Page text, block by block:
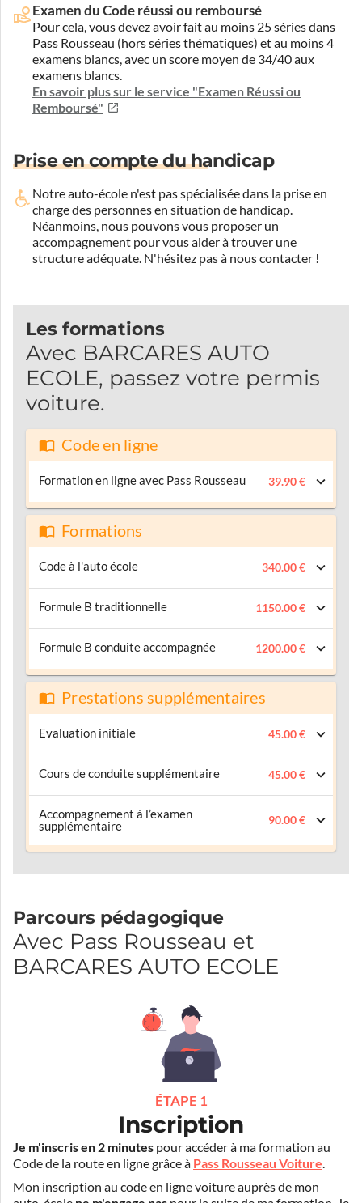
Examen du Code réussi ou remboursé
Pour cela, vous devez avoir fait au moins 25 séries dans
Pass Rousseau (hors séries thématiques) et au moins 4
examens blancs, avec un score moyen de 34/40 aux
examens blancs.
En savoir plus sur le service "Examen Réussi ou
Remboursé"
Prise en compte du handicap
Notre auto-école n'est pas spécialisée dans la prise en
charge des personnes en situation de handicap.
Néanmoins, nous pouvons vous proposer un
accompagnement pour vous aider à trouver une
structure adéquate. N'hésitez pas à nous contacter !
Les formations
Avec BARCARES AUTO
ECOLE, passez votre permis
voiture.
Code en ligne
Formation en ligne avec Pass Rousseau 39.90 €
Formations
Code à l'auto école 340.00 €
Formule B traditionnelle 1150.00 €
Formule B conduite accompagnée 1200.00 €
Prestations supplémentaires
Evaluation initiale 45.00 €
Cours de conduite supplémentaire 45.00 €
Accompagnement à l’examen
supplémentaire
90.00 €
Parcours pédagogique
Avec Pass Rousseau et
BARCARES AUTO ECOLE
ÉTAPE 1
Inscription
Je m'inscris en 2 minutes pour accéder à ma formation au
Code de la route en ligne grâce à Pass Rousseau Voiture.
Mon inscription au code en ligne voiture auprès de mon